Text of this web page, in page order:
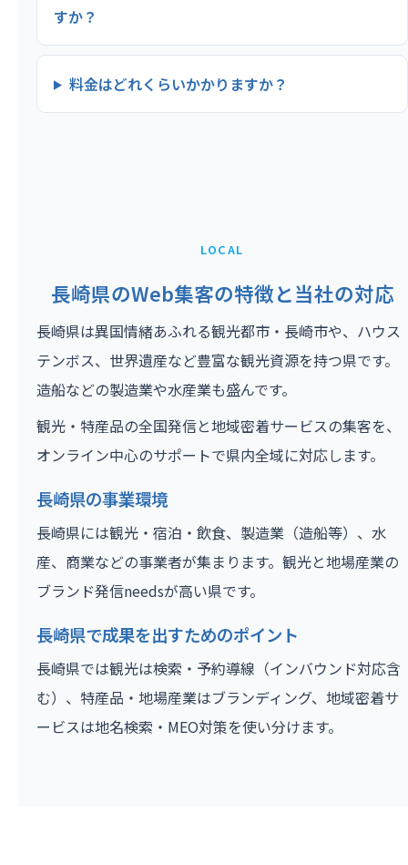
すか？
料金はどれくらいかかりますか？
LOCAL
長崎県のWeb集客の特徴と当社の対応
長崎県は異国情緒あふれる観光都市・長崎市や、ハウス
テンボス、世界遺産など豊富な観光資源を持つ県です。
造船などの製造業や水産業も盛んです。
観光・特産品の全国発信と地域密着サービスの集客を、
オンライン中心のサポートで県内全域に対応します。
長崎県の事業環境
長崎県には観光・宿泊・飲食、製造業（造船等）、水
産、商業などの事業者が集まります。観光と地場産業の
ブランド発信needsが高い県です。
長崎県で成果を出すためのポイント
長崎県では観光は検索・予約導線（インバウンド対応含
む）、特産品・地場産業はブランディング、地域密着サ
ービスは地名検索・MEO対策を使い分けます。